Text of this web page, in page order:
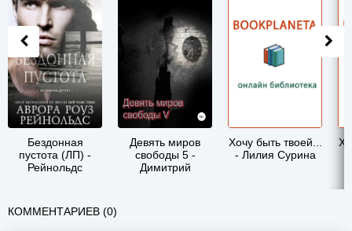
Бездонная
пустота (ЛП) -
Рейнольдс
Девять миров
свободы 5 -
Димитрий
Хочу быть твоей...
- Лилия Сурина
КОММЕНТАРИЕВ (0)